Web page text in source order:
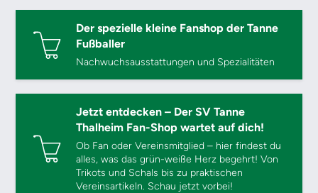
Der spezielle kleine Fanshop der Tanne
Fußballer
Nachwuchsausstattungen und Spezialitäten
Jetzt entdecken – Der SV Tanne
Thalheim Fan-Shop wartet auf dich!
Ob Fan oder Vereinsmitglied – hier findest du
alles, was das grün-weiße Herz begehrt! Von
Trikots und Schals bis zu praktischen
Vereinsartikeln. Schau jetzt vorbei!